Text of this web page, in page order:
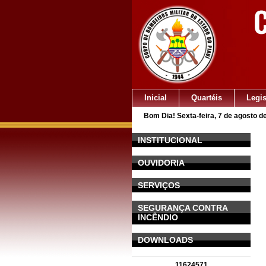
Inicial Quartéis
Bom Dia! Sexta-feira, 7 de agosto
INSTITUCIONAL
OUVIDORIA
SERVIÇOS
SEGURANÇA CONTRA
INCÊNDIO
DOWNLOADS